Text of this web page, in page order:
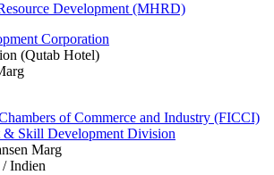
Development (MHRD)
Corporation
(Qutab Hotel)
of Commerce and Industry (FICCI)
& Skill Development Division
Marg
Indien